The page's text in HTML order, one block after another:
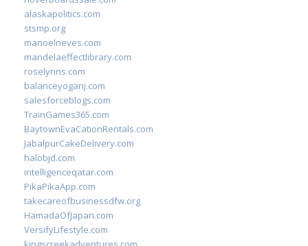
alaskapolitics.com
stsmp.org
manoelneves.com
mandelaeffectlibrary.com
roselynns.com
balanceyoganj.com
salesforceblogs.com
TrainGames365.com
BaytownEvaCationRentals.com
JabalpurCakeDelivery.com
halobjd.com
intelligenceqatar.com
PikaPikaApp.com
takecareofbusinessdfw.org
HamadaOfJapan.com
VersifyLifestyle.com